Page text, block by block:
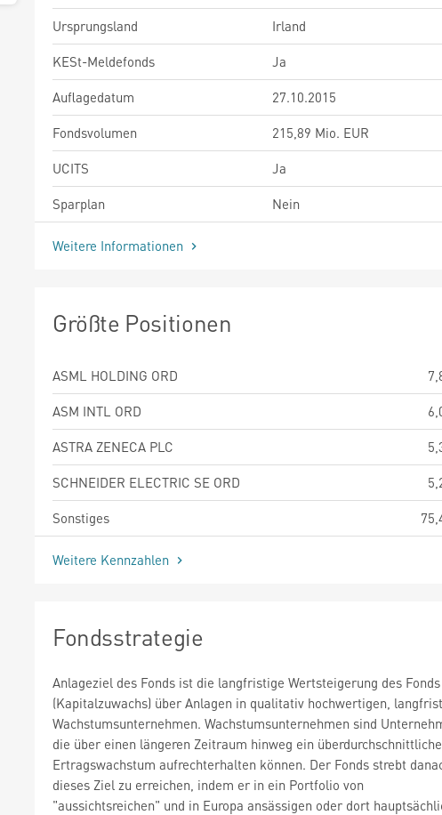
Ursprungsland
Irland
KESt-Meldefonds
Ja
Auflagedatum
27.10.2015
Fondsvolumen
215,89 Mio. EUR
UCITS
Ja
Sparplan
Nein
Weitere Informationen
Größte Positionen
ASML HOLDING ORD
ASM INTL ORD
ASTRA ZENECA PLC
SCHNEIDER ELECTRIC SE ORD
Sonstiges
Weitere Kennzahlen
Fondsstrategie
Anlageziel des Fonds ist die langfristige Wertsteigerung des Fonds
(Kapitalzuwachs) über Anlagen in qualitativ hochwertigen,
Wachstumsunternehmen. Wachstumsunternehmen sind
die über einen längeren Zeitraum hinweg ein
Ertragswachstum aufrechterhalten können. Der Fonds strebt
dieses Ziel zu erreichen, indem er in ein Portfolio von
"aussichtsreichen" und in Europa ansässigen oder dort